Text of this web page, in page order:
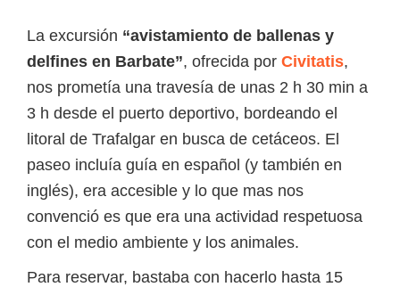
La excursión “avistamiento de ballenas y
delfines en Barbate”, ofrecida por Civitatis,
nos prometía una travesía de unas 2 h 30 min a
3 h desde el puerto deportivo, bordeando el
litoral de Trafalgar en busca de cetáceos. El
paseo incluía guía en español (y también en
inglés), era accesible y lo que mas nos
convenció es que era una actividad respetuosa
con el medio ambiente y los animales.
Para reservar, bastaba con hacerlo hasta 15